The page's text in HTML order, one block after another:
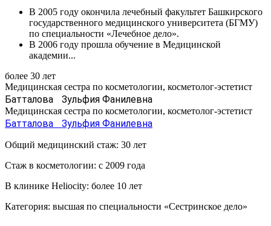
В 2005 году окончила лечебный факультет Башкирского
государственного медицинского университета (БГМУ)
по специальности «Лечебное дело».
В 2006 году прошла обучение в Медицинской
академии...
более 30 лет
Медицинская сестра по косметологии, косметолог-эстетист
Батталова Зульфия Фанилевна
Медицинская сестра по косметологии, косметолог-эстетист
Батталова Зульфия Фанилевна
Общий медицинский стаж: 30 лет
Стаж в косметологии: с 2009 года
В клинике Heliocity: более 10 лет
Категория: высшая по специальности «Сестринское дело»